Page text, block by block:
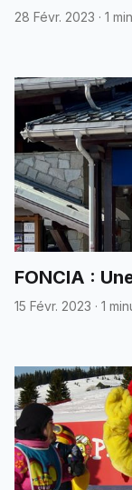
28 Févr. 2023 · 1
FONCIA :
15 Févr. 2023 · 1